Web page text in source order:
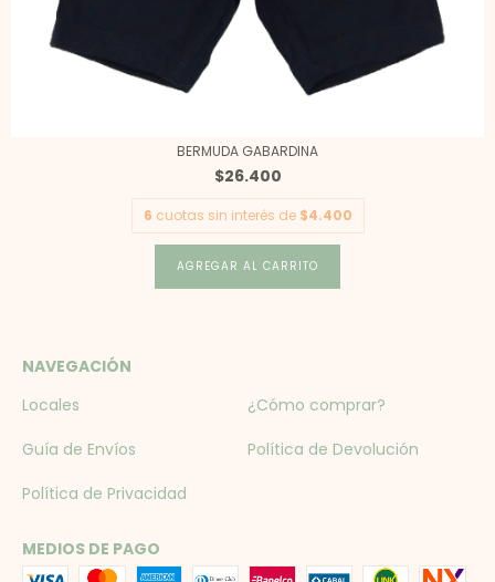
BERMUDA GABARDINA
$26.400
6 cuotas sin interés de $4.400
AGREGAR AL CARRITO
NAVEGACIÓN
Locales
¿Cómo comprar?
Guía de Envíos
Política de Devolución
Política de Privacidad
MEDIOS DE PAGO